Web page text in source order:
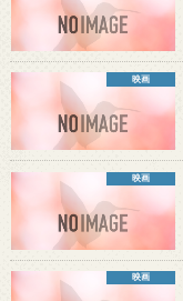
映画
映画
映画